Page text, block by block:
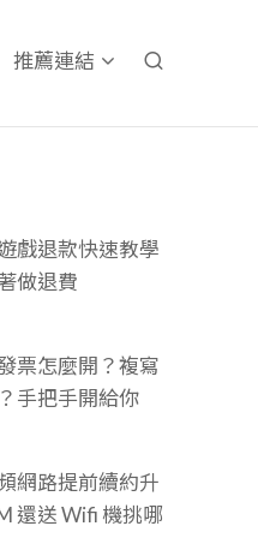
推薦連結
戲退款快速教學
做退費
票怎麼開？複寫
手把手開給你
網路提前續約升
還送 Wifi 機挑哪